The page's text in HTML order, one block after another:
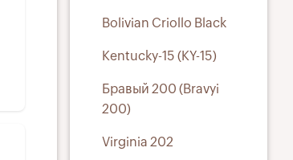
Bolivian Criollo Black
Kentucky-15 (KY-15)
Бравый 200 (Bravyi
200)
Virginia 202